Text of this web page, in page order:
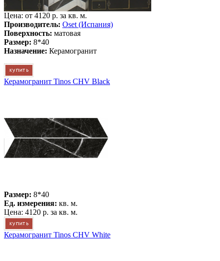
Цена: от 4120 р. за кв. м.
Производитель: Oset (Испания)
Поверхность: матовая
Размер: 8*40
Назначение: Керамогранит
Керамогранит Tinos CHV Black
Размер: 8*40
Ед. измерения: кв. м.
Цена: 4120 р. за кв. м.
Керамогранит Tinos CHV White